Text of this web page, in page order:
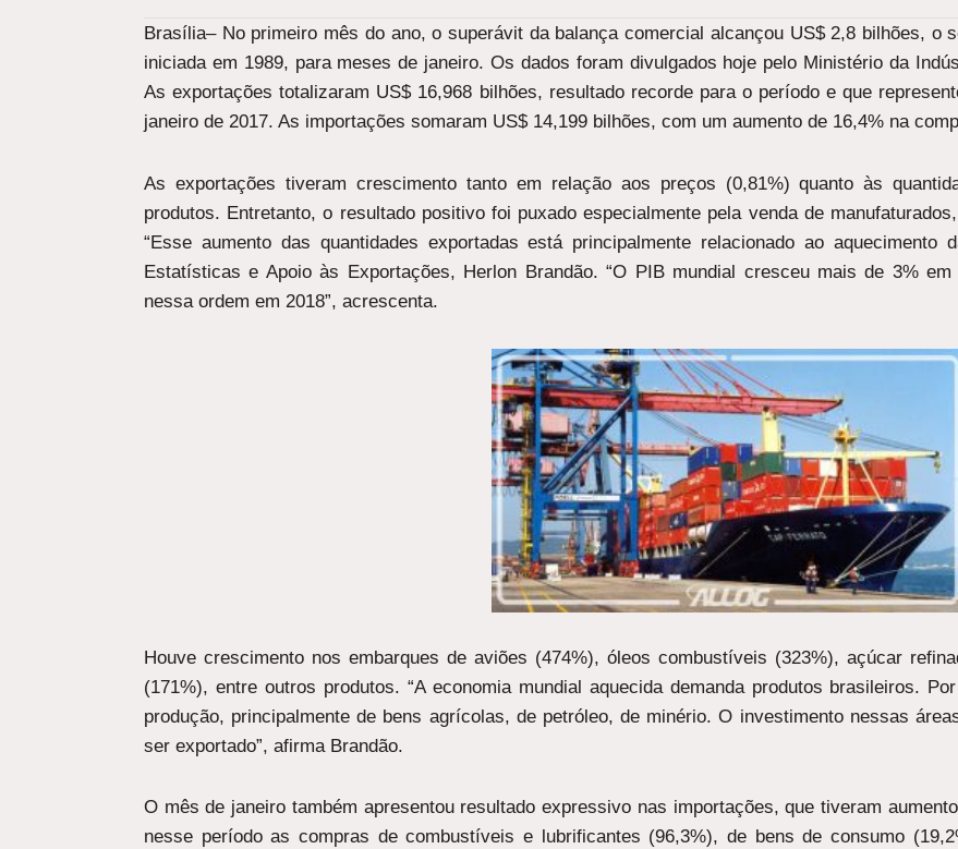
Brasília– No primeiro mês do ano, o superávit da balança comercial alcançou US$ 2,8 bilhões, o
iniciada em 1989, para meses de janeiro. Os dados foram divulgados hoje pelo Ministério da
As exportações totalizaram US$ 16,968 bilhões, resultado recorde para o período e que
janeiro de 2017. As importações somaram US$ 14,199 bilhões, com um aumento de 16,4% na
As exportações tiveram crescimento tanto em relação aos preços (0,81%) quanto às
produtos. Entretanto, o resultado positivo foi puxado especialmente pela venda de
“Esse aumento das quantidades exportadas está principalmente relacionado ao aquecimento
Estatísticas e Apoio às Exportações, Herlon Brandão. “O PIB mundial cresceu mais de 3%
nessa ordem em 2018”, acrescenta.
Houve crescimento nos embarques de aviões (474%), óleos combustíveis (323%), açúcar
(171%), entre outros produtos. “A economia mundial aquecida demanda produtos brasileiros.
produção, principalmente de bens agrícolas, de petróleo, de minério. O investimento nessas
ser exportado”, afirma Brandão.
O mês de janeiro também apresentou resultado expressivo nas importações, que tiveram
nesse período as compras de combustíveis e lubrificantes (96,3%), de bens de consumo